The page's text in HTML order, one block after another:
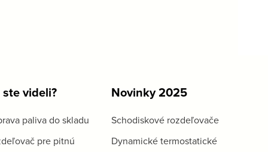
videli?
paliva do skladu
pre pitnú
Novinky 2025
Schodiskové rozdeľovače
Dynamické termostatické